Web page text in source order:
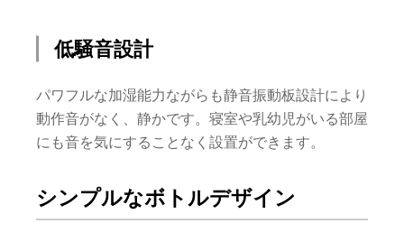
低騒音設計
パワフルな加湿能力ながらも静音振動板設計により
動作音がなく、静かです。寝室や乳幼児がいる部屋
にも音を気にすることなく設置ができます。
シンプルなボトルデザイン